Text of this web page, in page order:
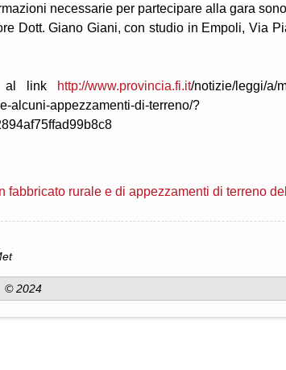
necessarie per partecipare alla gara
Dott. Giano Giani, con studio in Empoli, Via
al link http://www.provincia.fi.it/notizie/leggi/a/
alcuni-appezzamenti-di-terreno/?
fabbricato rurale e di appezzamenti di terreno
© 2024